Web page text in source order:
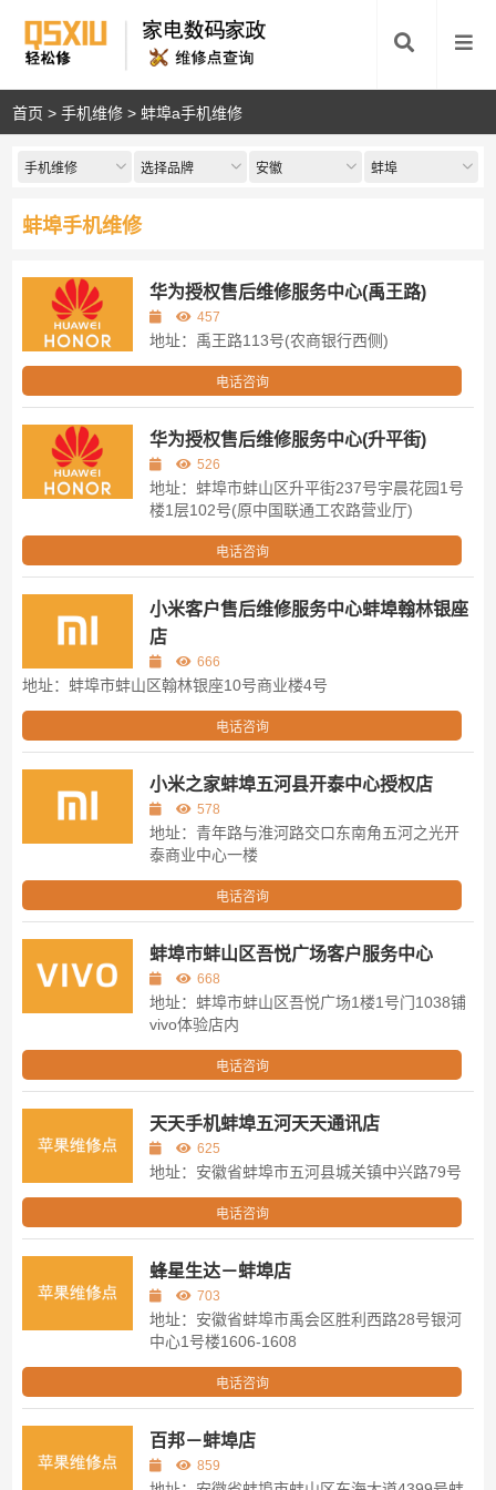
首页 >手机维修 > 蚌埠a手机维修
手机维修 选择品牌 安徽 蚌埠
蚌埠手机维修
华为授权售后维修服务中心(禹王路)
457
地址：禹王路113号(农商银行西侧)
电话咨询
华为授权售后维修服务中心(升平街)
526
地址：蚌埠市蚌山区升平街237号宇晨花园1号
楼1层102号(原中国联通工农路营业厅)
电话咨询
小米客户售后维修服务中心蚌埠翰林银座
店
666
地址：蚌埠市蚌山区翰林银座10号商业楼4号
电话咨询
小米之家蚌埠五河县开泰中心授权店
578
地址：青年路与淮河路交口东南角五河之光开
泰商业中心一楼
电话咨询
蚌埠市蚌山区吾悦广场客户服务中心
668
地址：蚌埠市蚌山区吾悦广场1楼1号门1038铺
vivo体验店内
电话咨询
天天手机蚌埠五河天天通讯店
625
地址：安徽省蚌埠市五河县城关镇中兴路79号
电话咨询
蜂星生达－蚌埠店
703
地址：安徽省蚌埠市禹会区胜利西路28号银河
中心1号楼1606-1608
电话咨询
百邦－蚌埠店
859